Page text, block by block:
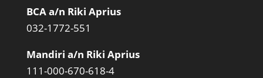
BCA a/n Riki Aprius
032-1772-551
Mandiri a/n Riki Aprius
111-000-670-618-4